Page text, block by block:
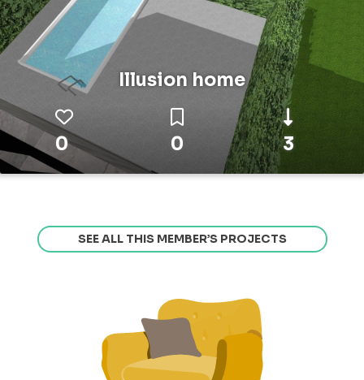
Illusion home
0 0 3
SEE ALL THIS MEMBER’S PROJECTS